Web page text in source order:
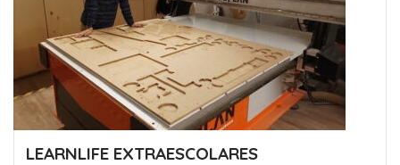
LEARNLIFE EXTRAESCOLARES